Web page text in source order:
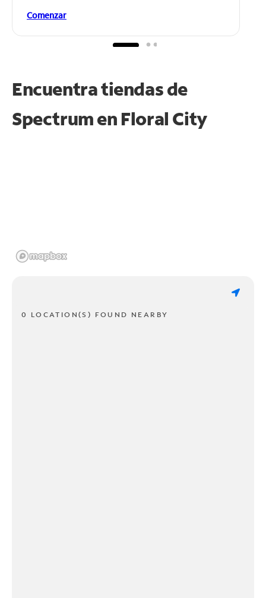
Comenzar
Encuentra tiendas de
Spectrum en Floral City
0 LOCATION(S) FOUND NEARBY